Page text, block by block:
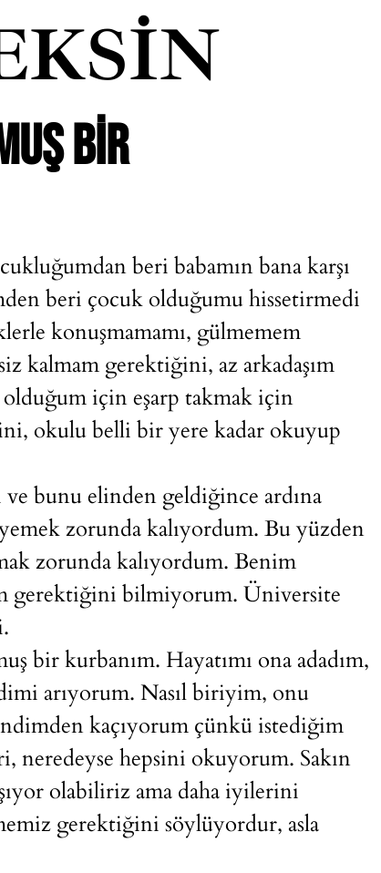
BIR
beri babamın bana karşı
beri çocuk olduğumu hissetirmedi
konuşmamamı, gülmemem
kalmam gerektiğini, az arkadaşım
için eşarp takmak için
okulu belli bir yere kadar okuyup
bunu elinden geldiğince ardına
zorunda kalıyordum. Bu yüzden
zorunda kalıyordum. Benim
gerektiğini bilmiyorum. Üniversite
bir kurbanım. Hayatımı ona adadım,
arıyorum. Nasıl biriyim, onu
kaçıyorum çünkü istediğim
neredeyse hepsini okuyorum. Sakın
olabiliriz ama daha iyilerini
gerektiğini söylüyordur, asla